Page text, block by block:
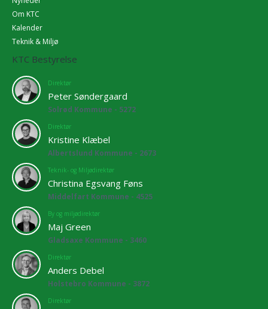
Om KTC
Kalender
Teknik & Miljø
KTC Bestyrelse
Direktør
Peter Søndergaard
Solrød Kommune - 5272
Direktør
Kristine Klæbel
Albertslund Kommune - 2673
Teknik- og Miljødirektør
Christina Egsvang Føns
Middelfart Kommune - 4525
By og miljødirektør
Maj Green
Gladsaxe Kommune - 3460
Direktør
Anders Debel
Holstebro Kommune - 3872
Direktør